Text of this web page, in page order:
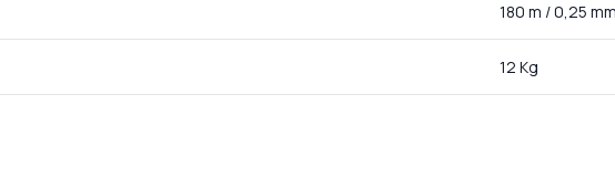
180 m / 0,25
12 Kg